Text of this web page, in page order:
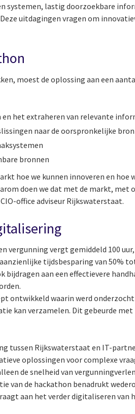
systemen, lastig doorzoekbare
uitdagingen vragen om
moest de oplossing aan een
het extraheren van relevante
naar de oorspronkelijke
bronnen
hoe we kunnen innoveren en hoe
doen we dat met de markt, met
office adviseur Rijkswaterstaat.
vergunning vergt gemiddeld 100
tijdsbesparing van 50%
bijdragen aan een effectievere
ontwikkeld waarin werd
kan verzamelen. Dit gebeurde
tussen Rijkswaterstaat en IT-
oplossingen voor complexe
de snelheid van
van de hackathon benadrukt
aan het verder digitaliseren van